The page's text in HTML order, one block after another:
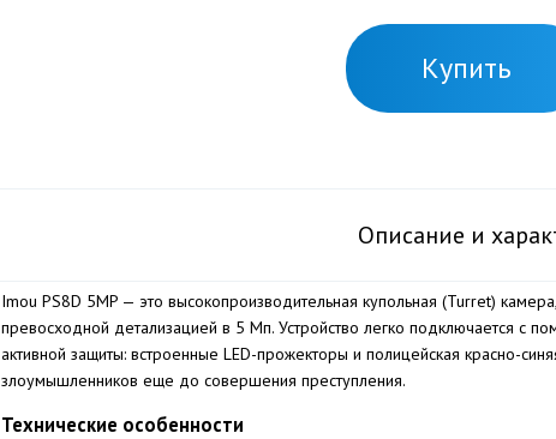
Купить
Описание и
Imou PS8D 5MP — это высокопроизводительная купольная (Turret)
превосходной детализацией в 5 Мп. Устройство легко подключается с
активной защиты: встроенные LED-прожекторы и полицейская красно-
злоумышленников еще до совершения преступления.
Технические особенности